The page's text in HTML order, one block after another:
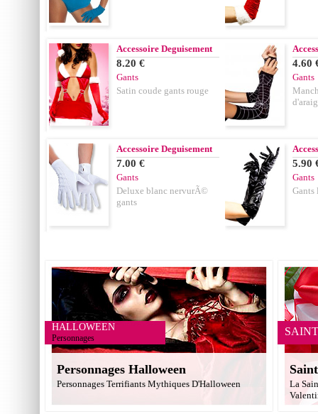
Accessoire Deguisement
8.20 €
Gants
Satin coude gants rouge
4.60
Gants
Accessoire Deguisement
7.00 €
Gants
Deluxe blanc nervurÃ©
gants
5.90
Gants
HALLOWEEN
Personnages
Personnages Halloween
Personnages Terrifiants Mythiques D'Halloween
La